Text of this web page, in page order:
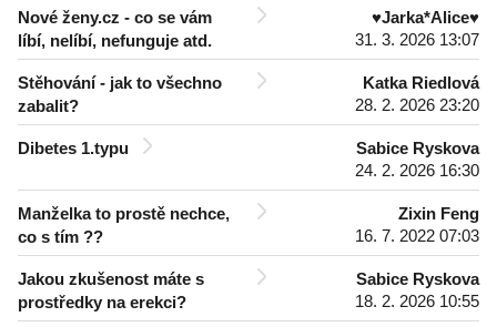
Nové ženy.cz - co se vám
líbí, nelíbí, nefunguje atd.
♥Jarka*Alice♥
31. 3. 2026 13:07
Stěhování - jak to všechno
zabalit?
Katka Riedlová
28. 2. 2026 23:20
Dibetes 1.typu
Sabice Ryskova
24. 2. 2026 16:30
Manželka to prostě nechce,
co s tím ??
Zixin Feng
16. 7. 2022 07:03
Jakou zkušenost máte s
prostředky na erekci?
Sabice Ryskova
18. 2. 2026 10:55